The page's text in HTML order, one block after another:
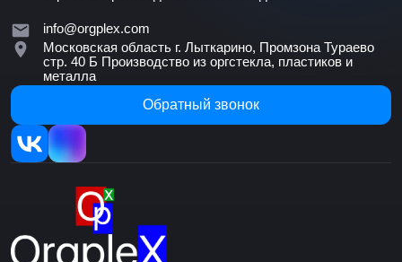
info@orgplex.com
Московская область г. Лыткарино, Промзона Тураево
стр. 40 Б Производство из оргстекла, пластиков и
металла
Обратный звонок